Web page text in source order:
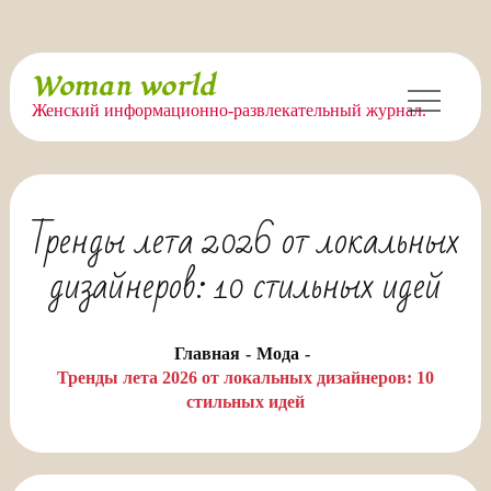
Перейти
содержимому
Woman world
Женский информационно-развлекательный журнал.
Тренды лета 2026 от локальных
дизайнеров: 10 стильных идей
Главная
Мода
Тренды лета 2026 от локальных дизайнеров: 10
стильных идей